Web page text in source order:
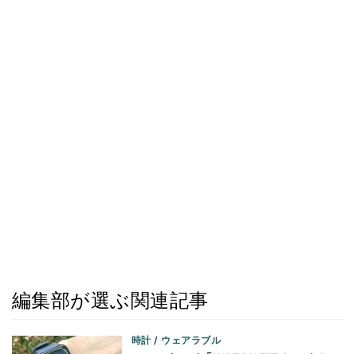
編集部が選ぶ関連記事
時計 / ウェアラブル